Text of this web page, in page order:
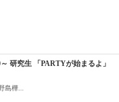
研究生 「PARTYが始まるよ」
島樺...